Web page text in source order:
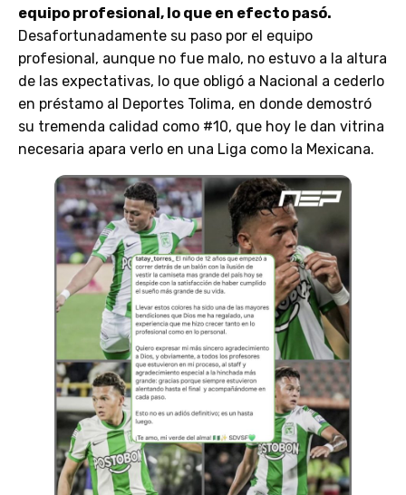
equipo profesional, lo que en efecto pasó.
Desafortunadamente su paso por el equipo
profesional, aunque no fue malo, no estuvo a la altura
de las expectativas, lo que obligó a Nacional a cederlo
en préstamo al Deportes Tolima, en donde demostró
su tremenda calidad como #10, que hoy le dan vitrina
necesaria apara verlo en una Liga como la Mexicana.